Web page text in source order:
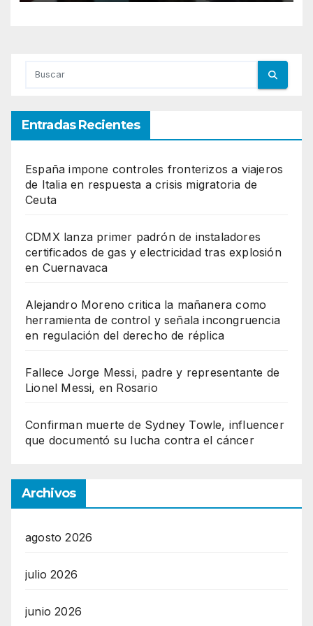
Entradas Recientes
España impone controles fronterizos a viajeros
de Italia en respuesta a crisis migratoria de
Ceuta
CDMX lanza primer padrón de instaladores
certificados de gas y electricidad tras explosión
en Cuernavaca
Alejandro Moreno critica la mañanera como
herramienta de control y señala incongruencia
en regulación del derecho de réplica
Fallece Jorge Messi, padre y representante de
Lionel Messi, en Rosario
Confirman muerte de Sydney Towle, influencer
que documentó su lucha contra el cáncer
Archivos
agosto 2026
julio 2026
junio 2026